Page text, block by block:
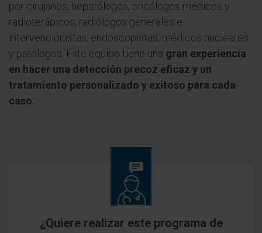
por cirujanos, hepatólogos, oncólogos médicos y
radioterápicos, radiólogos generales e
intervencionistas, endoscopistas, médicos nucleares
y patólogos. Este equipo tiene una gran experiencia
en hacer una detección precoz eficaz y un
tratamiento personalizado y exitoso para cada
caso.
¿Quiere realizar este programa de